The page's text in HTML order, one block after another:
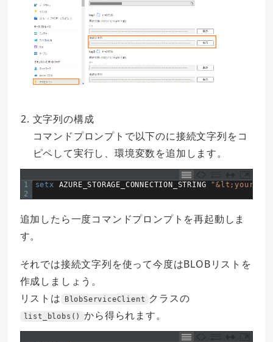
文字列の構成
コマンドプロンプトで以下のに接続文字列をコ
ピペして実行し、環境変数を追加します。
1
2
setx AZURE_STORAGE_CONNECTION STRING
追加したら一度コマンドプロンプトを再起動しま
す。
それでは接続文字列を使って今度はBLOBリストを
作成しましょう。
リストは
BlobServiceClient クラスの
list_blobs() から得られます。